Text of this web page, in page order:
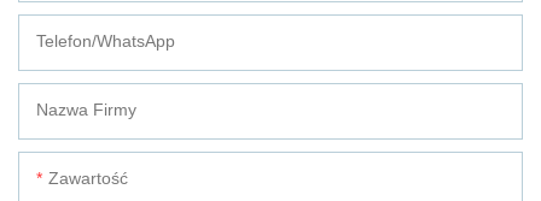
Telefon/WhatsApp
Nazwa Firmy
Zawartość